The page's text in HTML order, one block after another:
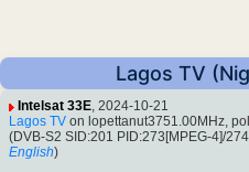
Lagos TV
Intelsat 33E, 2024-10-21
Lagos TV on lopettanut3751.00MHz,
(DVB-S2 SID:201 PID:273[MPEG-4]/274
English)